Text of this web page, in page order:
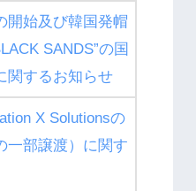
開始及び韓国発帽
SANDS”の国
関するお知らせ
X Solutionsの
一部譲渡）に関す